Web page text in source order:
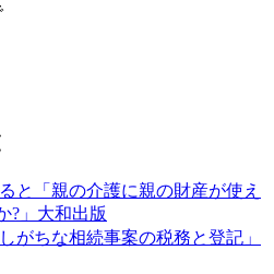
と「親の介護に親の財産が使え
?」大和出版
がちな相続事案の税務と登記」